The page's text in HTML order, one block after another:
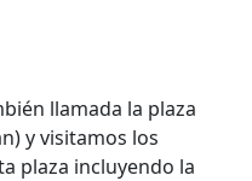
llamada la plaza
y visitamos los
plaza incluyendo la